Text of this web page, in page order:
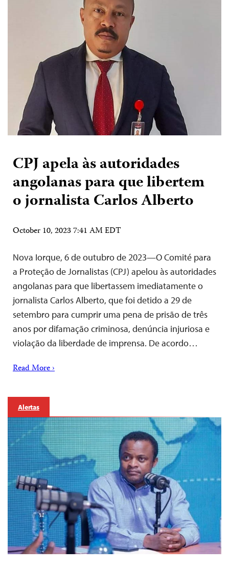
CPJ apela às autoridades
angolanas para que libertem
o jornalista Carlos Alberto
October 10, 2023 7:41 AM EDT
Nova Iorque, 6 de outubro de 2023—O Comité para
a Proteção de Jornalistas (CPJ) apelou às autoridades
angolanas para que libertassem imediatamente o
jornalista Carlos Alberto, que foi detido a 29 de
setembro para cumprir uma pena de prisão de três
anos por difamação criminosa, denúncia injuriosa e
violação da liberdade de imprensa. De acordo…
Read More ›
Alertas